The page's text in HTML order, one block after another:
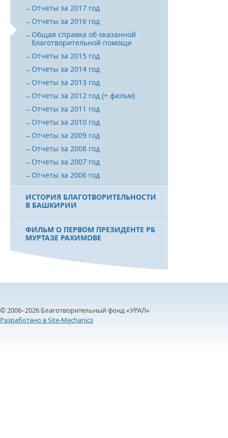
Отчеты за 2017 год
Отчеты за 2016 год
Общая справка об оказанной
благотворительной помощи
Отчеты за 2015 год
Отчеты за 2014 год
Отчеты за 2013 год
Отчеты за 2012 год (+ фильм)
Отчеты за 2011 год
Отчеты за 2010 год
Отчеты за 2009 год
Отчеты за 2008 год
Отчеты за 2007 год
Отчеты за 2006 год
ИСТОРИЯ БЛАГОТВОРИТЕЛЬНОСТИ
В БАШКИРИИ
ФИЛЬМ О ПЕРВОМ ПРЕЗИДЕНТЕ РБ
МУРТАЗЕ РАХИМОВЕ
© 2006–2026 Благотворительный фонд «УРАЛ»
Разработано в Site-Mechanics